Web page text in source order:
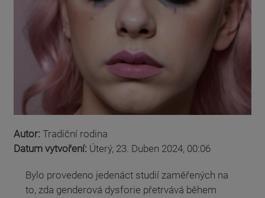
Autor: Tradiční rodina
Datum vytvoření: Úterý, 23. Duben 2024, 00:06
Bylo provedeno jedenáct studií zaměřených na
to, zda genderová dysforie přetrvává během